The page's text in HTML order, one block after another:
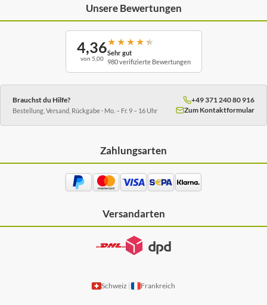
Unsere Bewertungen
4,36
von 5,00
★ ★ ★ ★ ★
Sehr gut
980 verifizierte Bewertungen
Brauchst du Hilfe?
Bestellung, Versand, Rückgabe · Mo. – Fr. 9 – 16 Uhr
+49 371 240 80 916
Zum Kontaktformular
Zahlungsarten
Versandarten
Schweiz Frankreich